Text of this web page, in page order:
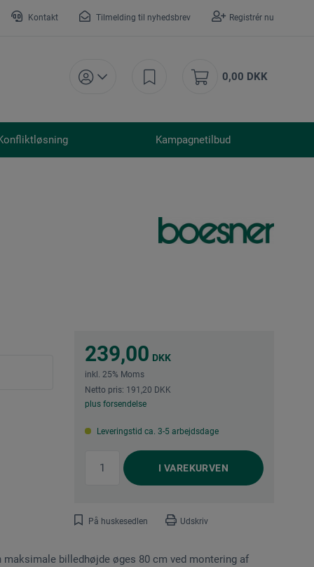
Kontakt Tilmelding til nyhedsbrev Registrér nu
0,00 DKK
Kampagnetilbud
239,00 DKK
inkl. 25% Moms
Netto pris: 191,20 DKK
plus forsendelse
Leveringstid ca. 3-5 arbejdsdage
I VAREKURVEN
På huskesedlen Udskriv
billedhøjde øges 80 cm ved montering af